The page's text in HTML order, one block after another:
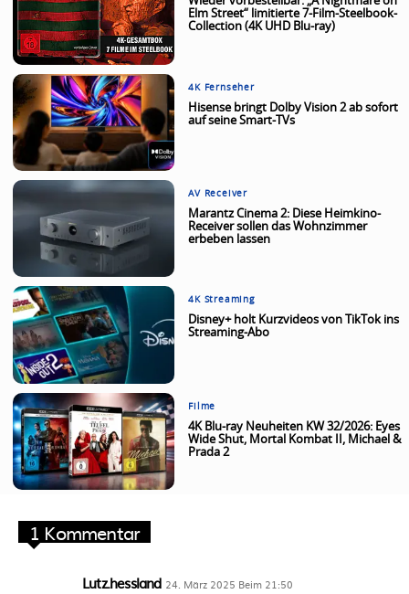
Elm Street“ limitierte 7-Film-Steelbook-
Collection (4K UHD Blu-ray)
4K Fernseher
Hisense bringt Dolby Vision 2 ab sofort
auf seine Smart-TVs
AV Receiver
Marantz Cinema 2: Diese Heimkino-
Receiver sollen das Wohnzimmer
erbeben lassen
4K Streaming
Disney+ holt Kurzvideos von TikTok ins
Streaming-Abo
Filme
4K Blu-ray Neuheiten KW 32/2026: Eyes
Wide Shut, Mortal Kombat II, Michael &
Prada 2
1 Kommentar
Lutz.hessland 24. März 2025 Beim 21:50